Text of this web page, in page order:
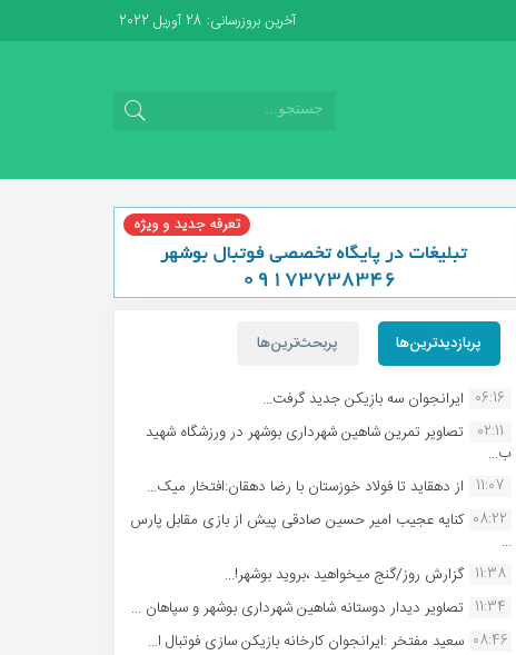
آخرین بروزرسانی: 28 آوریل 2022
پربازدیدترین‌ها پربحث‌ترین‌ها
06:16 ایرانجوان سه بازیکن جدید گرفت...
02:11
تصاویر تمرین شاهین شهردارى بوشهر در ورزشگاه شهید
ب...
11:07 از دهقاید تا فولاد خوزستان با رضا دهقان:افتخار میک...
08:22 کنایه عجیب امیر حسین صادقی پیش از بازی مقابل پارس
...
11:38 گزارش روز/گنج میخواهید ،بروید بوشهر!...
11:34 تصاویر دیدار دوستانه شاهین شهردارى بوشهر و سپاهان ...
08:46 سعید مفتخر :ایرانجوان کارخانه بازیکن سازی فوتبال ا...